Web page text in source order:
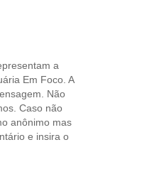
a
Em Foco. A
Não
Caso não
anônimo mas
e insira o